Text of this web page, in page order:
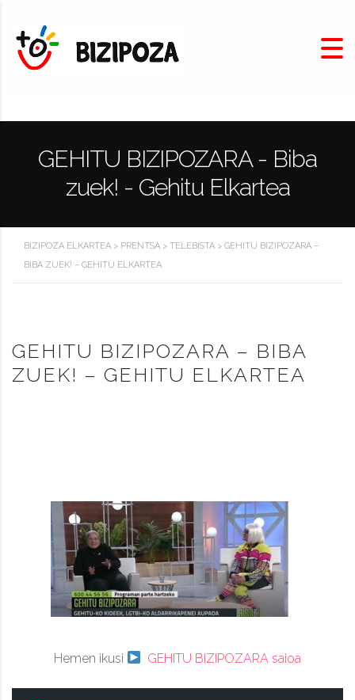
GEHITU BIZIPOZARA - Biba
zuek! - Gehitu Elkartea
BIZIPOZA ELKARTEA > PRENTSA > TELEBISTA > GEHITU BIZIPOZARA –
BIBA ZUEK! – GEHITU ELKARTEA
GEHITU BIZIPOZARA – BIBA
ZUEK! – GEHITU ELKARTEA
Hemen ikusi GEHITU BIZIPOZARA saioa